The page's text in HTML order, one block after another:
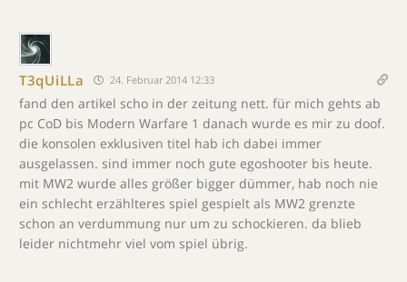
T3qUiLLa 24. Februar 2014 12:33
fand den artikel scho in der zeitung nett. für mich gehts ab
pc CoD bis Modern Warfare 1 danach wurde es mir zu doof.
die konsolen exklusiven titel hab ich dabei immer
ausgelassen. sind immer noch gute egoshooter bis heute.
mit MW2 wurde alles größer bigger dümmer, hab noch nie
ein schlecht erzählteres spiel gespielt als MW2 grenzte
schon an verdummung nur um zu schockieren. da blieb
leider nichtmehr viel vom spiel übrig.